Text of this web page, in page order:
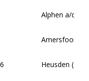
Alphen a/d Rijn
Amersfoort
Heusden (B.)